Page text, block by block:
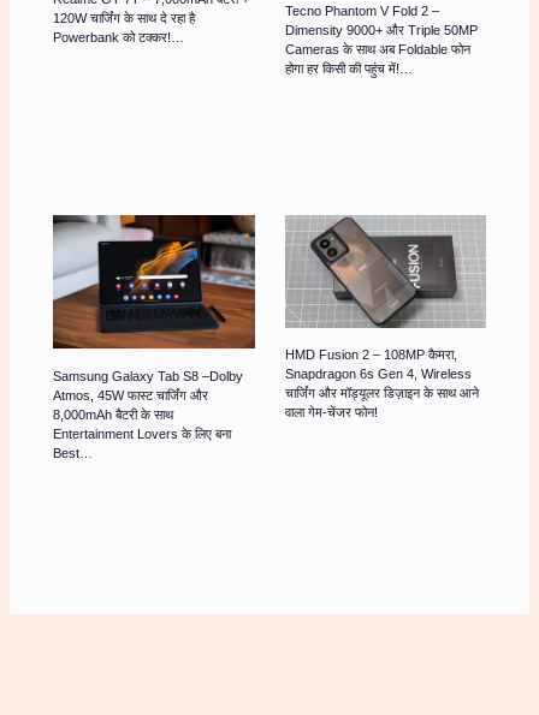
120W चार्जिंग के साथ दे रहा है
Powerbank को टक्कर!…
Tecno Phantom V Fold 2 –
Dimensity 9000+ और Triple 50MP
Cameras के साथ अब Foldable फोन
होगा हर किसी की पहुंच में!…
Samsung Galaxy Tab S8 –Dolby
Atmos, 45W फास्ट चार्जिंग और
8,000mAh बैटरी के साथ
Entertainment Lovers के लिए बना
Best…
HMD Fusion 2 – 108MP कैमरा,
Snapdragon 6s Gen 4, Wireless
चार्जिंग और मॉड्यूलर डिज़ाइन के साथ आने
वाला गेम-चेंजर फोन!